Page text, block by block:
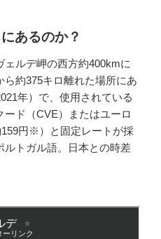
あるのか？
ェルデ岬の西方約400kmに
約375キロ離れた場所にあ
年）で、使用されている
ド（CVE）またはユーロ
159円※）と固定レートが採
ルトガル語。日本との時差